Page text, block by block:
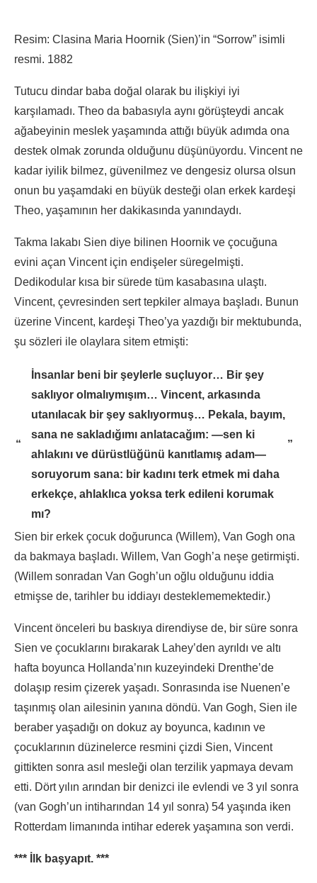
Resim: Clasina Maria Hoornik (Sien)’in “Sorrow” isimli
resmi. 1882
Tutucu dindar baba doğal olarak bu ilişkiyi iyi
karşılamadı. Theo da babasıyla aynı görüşteydi ancak
ağabeyinin meslek yaşamında attığı büyük adımda ona
destek olmak zorunda olduğunu düşünüyordu. Vincent ne
kadar iyilik bilmez, güvenilmez ve dengesiz olursa olsun
onun bu yaşamdaki en büyük desteği olan erkek kardeşi
Theo, yaşamının her dakikasında yanındaydı.
Takma lakabı Sien diye bilinen Hoornik ve çocuğuna
evini açan Vincent için endişeler süregelmişti.
Dedikodular kısa bir sürede tüm kasabasına ulaştı.
Vincent, çevresinden sert tepkiler almaya başladı. Bunun
üzerine Vincent, kardeşi Theo’ya yazdığı bir mektubunda,
şu sözleri ile olaylara sitem etmişti:
“
İnsanlar beni bir şeylerle suçluyor… Bir şey
saklıyor olmalıymışım… Vincent, arkasında
utanılacak bir şey saklıyormuş… Pekala, bayım,
sana ne sakladığımı anlatacağım: —sen ki
ahlakını ve dürüstlüğünü kanıtlamış adam—
soruyorum sana: bir kadını terk etmek mi daha
erkekçe, ahlaklıca yoksa terk edileni korumak
mı?
”
Sien bir erkek çocuk doğurunca (Willem), Van Gogh ona
da bakmaya başladı. Willem, Van Gogh’a neşe getirmişti.
(Willem sonradan Van Gogh’un oğlu olduğunu iddia
etmişse de, tarihler bu iddiayı desteklememektedir.)
Vincent önceleri bu baskıya direndiyse de, bir süre sonra
Sien ve çocuklarını bırakarak Lahey’den ayrıldı ve altı
hafta boyunca Hollanda’nın kuzeyindeki Drenthe’de
dolaşıp resim çizerek yaşadı. Sonrasında ise Nuenen’e
taşınmış olan ailesinin yanına döndü. Van Gogh, Sien ile
beraber yaşadığı on dokuz ay boyunca, kadının ve
çocuklarının düzinelerce resmini çizdi Sien, Vincent
gittikten sonra asıl mesleği olan terzilik yapmaya devam
etti. Dört yılın arından bir denizci ile evlendi ve 3 yıl sonra
(van Gogh’un intiharından 14 yıl sonra) 54 yaşında iken
Rotterdam limanında intihar ederek yaşamına son verdi.
*** İlk başyapıt. ***